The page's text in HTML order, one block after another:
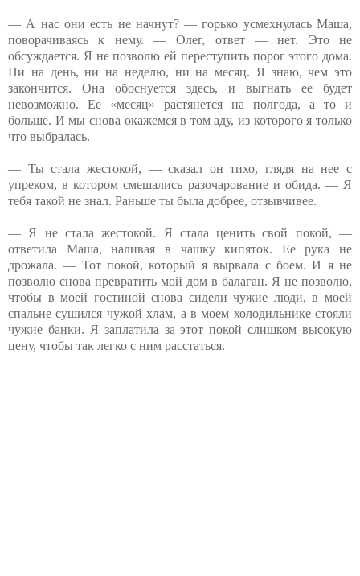
— А нас они есть не начнут? — горько усмехнулась Маша,
поворачиваясь к нему. — Олег, ответ — нет. Это не
обсуждается. Я не позволю ей переступить порог этого дома.
Ни на день, ни на неделю, ни на месяц. Я знаю, чем это
закончится. Она обоснуется здесь, и выгнать ее будет
невозможно. Ее «месяц» растянется на полгода, а то и
больше. И мы снова окажемся в том аду, из которого я только
что выбралась.
— Ты стала жестокой, — сказал он тихо, глядя на нее с
упреком, в котором смешались разочарование и обида. — Я
тебя такой не знал. Раньше ты была добрее, отзывчивее.
— Я не стала жестокой. Я стала ценить свой покой, —
ответила Маша, наливая в чашку кипяток. Ее рука не
дрожала. — Тот покой, который я вырвала с боем. И я не
позволю снова превратить мой дом в балаган. Я не позволю,
чтобы в моей гостиной снова сидели чужие люди, в моей
спальне сушился чужой хлам, а в моем холодильнике стояли
чужие банки. Я заплатила за этот покой слишком высокую
цену, чтобы так легко с ним расстаться.